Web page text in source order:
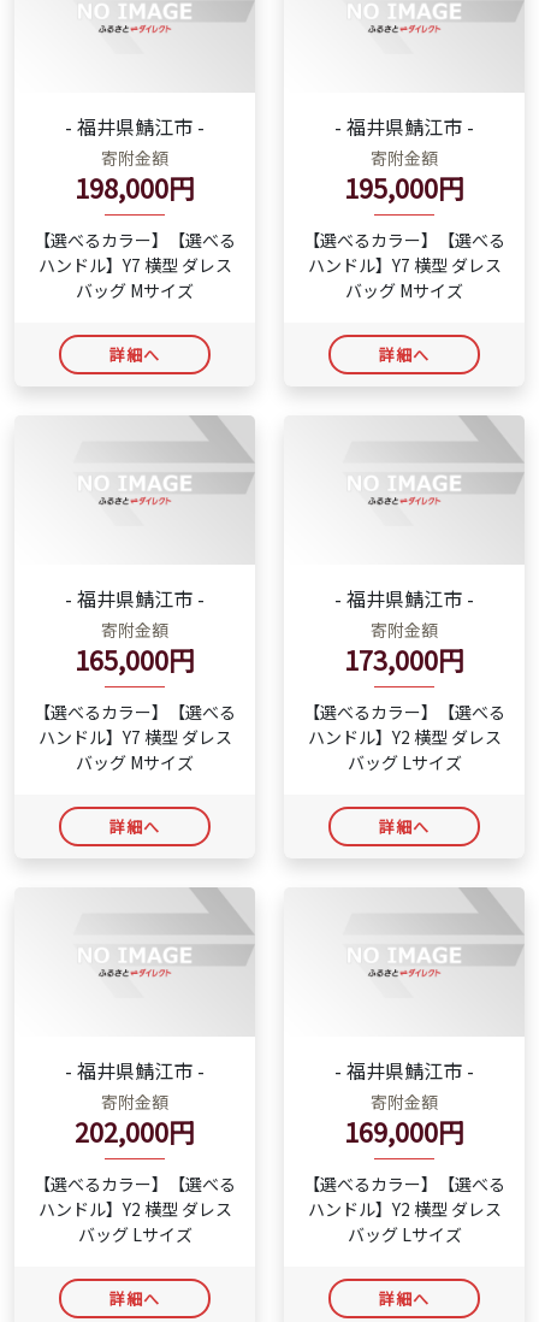
- 福井県鯖江市 -
寄附金額
198,000円
【選べるカラー】【選べる
ハンドル】Y7 横型 ダレス
バッグ Mサイズ
詳細へ
- 福井県鯖江市 -
寄附金額
195,000円
【選べるカラー】【選べる
ハンドル】Y7 横型 ダレス
バッグ Mサイズ
詳細へ
- 福井県鯖江市 -
寄附金額
165,000円
【選べるカラー】【選べる
ハンドル】Y7 横型 ダレス
バッグ Mサイズ
詳細へ
- 福井県鯖江市 -
寄附金額
173,000円
【選べるカラー】【選べる
ハンドル】Y2 横型 ダレス
バッグ Lサイズ
詳細へ
- 福井県鯖江市 -
寄附金額
202,000円
【選べるカラー】【選べる
ハンドル】Y2 横型 ダレス
バッグ Lサイズ
詳細へ
- 福井県鯖江市 -
寄附金額
169,000円
【選べるカラー】【選べる
ハンドル】Y2 横型 ダレス
バッグ Lサイズ
詳細へ